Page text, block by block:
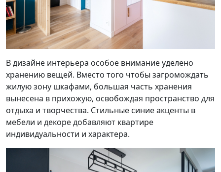
В дизайне интерьера особое внимание уделено
хранению вещей. Вместо того чтобы загромождать
жилую зону шкафами, большая часть хранения
вынесена в прихожую, освобождая пространство для
отдыха и творчества. Стильные синие акценты в
мебели и декоре добавляют квартире
индивидуальности и характера.